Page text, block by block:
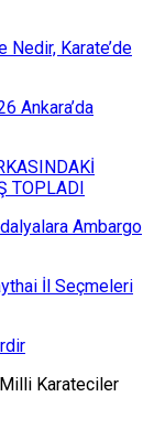
Nedir, Karate’de
Ankara’da
TOPLADI
Ambargo
İl Seçmeleri
Karateciler